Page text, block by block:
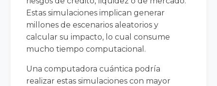
Estas simulaciones implican generar
millones de escenarios aleatorios y
calcular su impacto, lo cual consume
mucho tiempo computacional.
Una computadora cuántica podría
realizar estas simulaciones con mayor